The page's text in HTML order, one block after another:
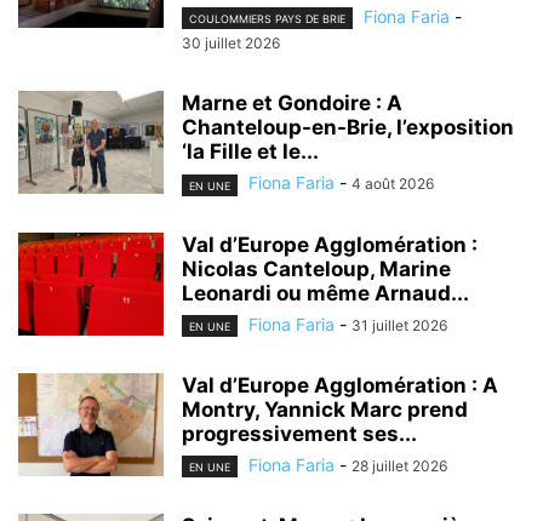
COULOMMIERS PAYS DE BRIE Fiona Faria -
30 juillet 2026
Marne et Gondoire : A
Chanteloup-en-Brie, l’exposition
‘la Fille et le...
EN UNE Fiona Faria - 4 août 2026
Val d’Europe Agglomération :
Nicolas Canteloup, Marine
Leonardi ou même Arnaud...
EN UNE Fiona Faria - 31 juillet 2026
Val d’Europe Agglomération : A
Montry, Yannick Marc prend
progressivement ses...
EN UNE Fiona Faria - 28 juillet 2026